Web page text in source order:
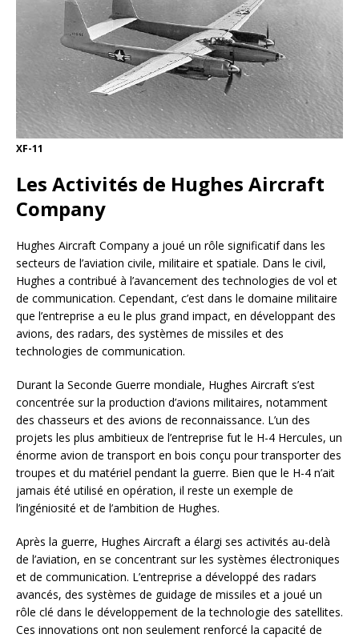
XF-11
Les Activités de Hughes Aircraft
Company
Hughes Aircraft Company a joué un rôle significatif dans les
secteurs de l’aviation civile, militaire et spatiale. Dans le civil,
Hughes a contribué à l’avancement des technologies de vol et
de communication. Cependant, c’est dans le domaine militaire
que l’entreprise a eu le plus grand impact, en développant des
avions, des radars, des systèmes de missiles et des
technologies de communication.
Durant la Seconde Guerre mondiale, Hughes Aircraft s’est
concentrée sur la production d’avions militaires, notamment
des chasseurs et des avions de reconnaissance. L’un des
projets les plus ambitieux de l’entreprise fut le H-4 Hercules, un
énorme avion de transport en bois conçu pour transporter des
troupes et du matériel pendant la guerre. Bien que le H-4 n’ait
jamais été utilisé en opération, il reste un exemple de
l’ingéniosité et de l’ambition de Hughes.
Après la guerre, Hughes Aircraft a élargi ses activités au-delà
de l’aviation, en se concentrant sur les systèmes électroniques
et de communication. L’entreprise a développé des radars
avancés, des systèmes de guidage de missiles et a joué un
rôle clé dans le développement de la technologie des satellites.
Ces innovations ont non seulement renforcé la capacité de